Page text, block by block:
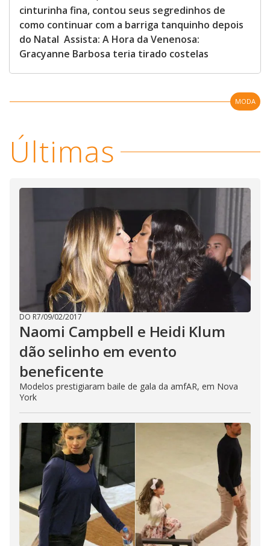
cinturinha fina, contou seus segredinhos de
como continuar com a barriga tanquinho depois
do Natal Assista: A Hora da Venenosa:
Gracyanne Barbosa teria tirado costelas
MODA
Últimas
DO R7/09/02/2017
Naomi Campbell e Heidi Klum
dão selinho em evento
beneficente
Modelos prestigiaram baile de gala da amfAR, em Nova
York